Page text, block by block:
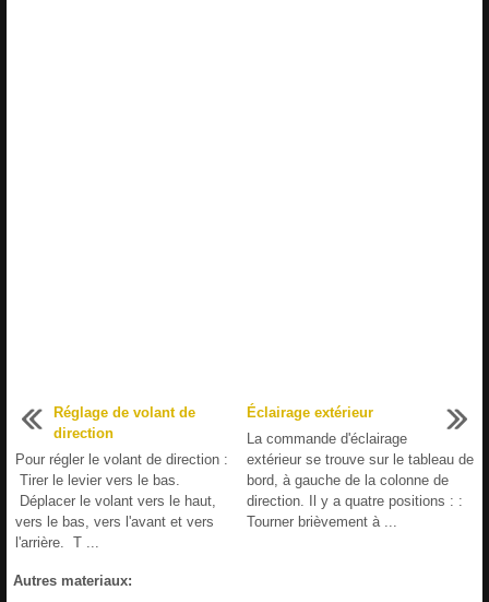
Réglage de volant de
direction
Pour régler le volant de direction :
Tirer le levier vers le bas.
Déplacer le volant vers le haut,
vers le bas, vers l'avant et vers
l'arrière. T ...
Éclairage extérieur
La commande d'éclairage
extérieur se trouve sur le tableau de
bord, à gauche de la colonne de
direction. Il y a quatre positions : :
Tourner brièvement à ...
Autres materiaux: